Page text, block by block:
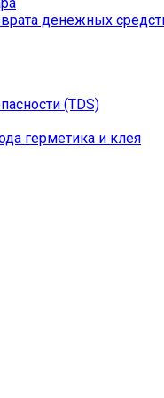
денежных
(TDS)
герметика и клея